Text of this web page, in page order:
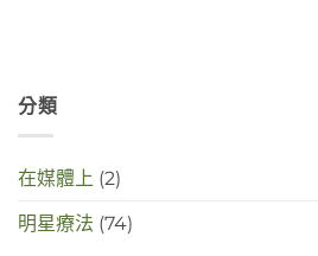
分類
在媒體上 (2)
明星療法 (74)